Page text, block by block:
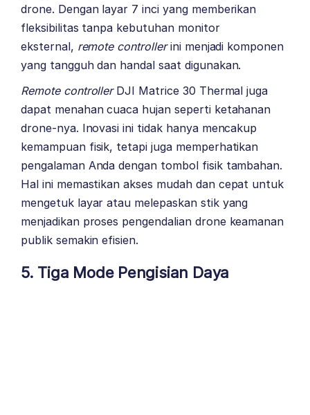
drone. Dengan layar 7 inci yang memberikan
fleksibilitas tanpa kebutuhan monitor
eksternal, remote controllerini menjadi komponen
yang tangguh dan handal saat digunakan.
Remote controllerDJI Matrice 30 Thermal juga
dapat menahan cuaca hujan seperti ketahanan
drone-nya. Inovasi ini tidak hanya mencakup
kemampuan fisik, tetapi juga memperhatikan
pengalaman Anda dengan tombol fisik tambahan.
Hal ini memastikan akses mudah dan cepat untuk
mengetuk layar atau melepaskan stik yang
menjadikan proses pengendalian drone keamanan
publik semakin efisien.
5. Tiga Mode Pengisian Daya